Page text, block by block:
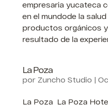
empresaria yucateca
en el mundode la
productos orgánicos y
resultado de la
La Poza
por Zuncho Studio |
La Poza La Poza